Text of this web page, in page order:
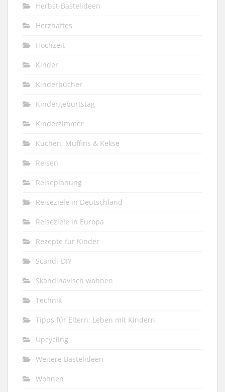
Herbst-Bastelideen
Herzhaftes
Hochzeit
Kinder
Kinderbücher
Kindergeburtstag
Kinderzimmer
Kuchen, Muffins & Kekse
Reisen
Reiseplanung
Reiseziele in Deutschland
Reiseziele in Europa
Rezepte für Kinder
Scandi-DIY
Skandinavisch wohnen
Technik
Tipps für Eltern: Leben mit Kindern
Upcycling
Weitere Bastelideen
Wohnen